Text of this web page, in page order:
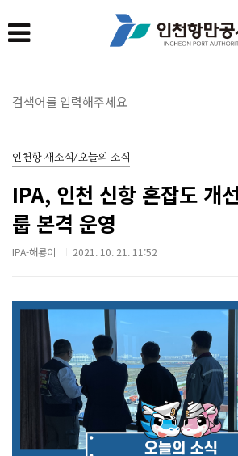
인천항 새소식/오늘의 소식
IPA, 인천 신항 혼잡도 개
룹 본격 운영
IPA-해룡이 2021. 10. 21. 11:52